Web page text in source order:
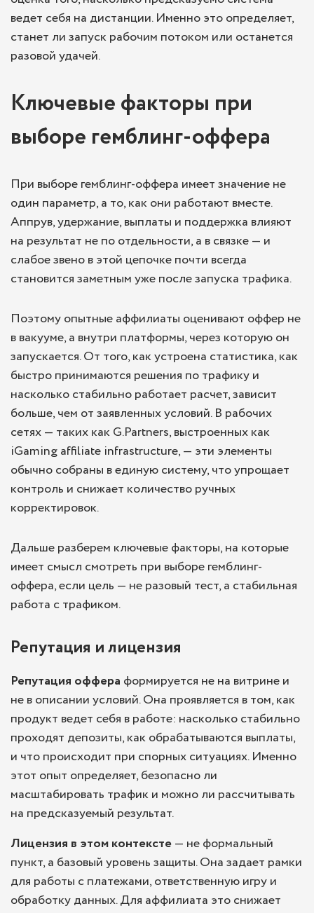
ведет себя на дистанции. Именно это определяет,
станет ли запуск рабочим потоком или останется
разовой удачей.
Ключевые факторы при
выборе гемблинг-оффера
При выборе гемблинг-оффера имеет значение не
один параметр, а то, как они работают вместе.
Аппрув, удержание, выплаты и поддержка влияют
на результат не по отдельности, а в связке — и
слабое звено в этой цепочке почти всегда
становится заметным уже после запуска трафика.
Поэтому опытные аффилиаты оценивают оффер не
в вакууме, а внутри платформы, через которую он
запускается. От того, как устроена статистика, как
быстро принимаются решения по трафику и
насколько стабильно работает расчет, зависит
больше, чем от заявленных условий. В рабочих
сетях — таких как G.Partners, выстроенных как
iGaming affiliate infrastructure, — эти элементы
обычно собраны в единую систему, что упрощает
контроль и снижает количество ручных
корректировок.
Дальше разберем ключевые факторы, на которые
имеет смысл смотреть при выборе гемблинг-
оффера, если цель — не разовый тест, а стабильная
работа с трафиком.
Репутация и лицензия
Репутация оффера формируется не на витрине и
не в описании условий. Она проявляется в том, как
продукт ведет себя в работе: насколько стабильно
проходят депозиты, как обрабатываются выплаты,
и что происходит при спорных ситуациях. Именно
этот опыт определяет, безопасно ли
масштабировать трафик и можно ли рассчитывать
на предсказуемый результат.
Лицензия в этом контексте— не формальный
пункт, а базовый уровень защиты. Она задает рамки
для работы с платежами, ответственную игру и
обработку данных. Для аффилиата это снижает